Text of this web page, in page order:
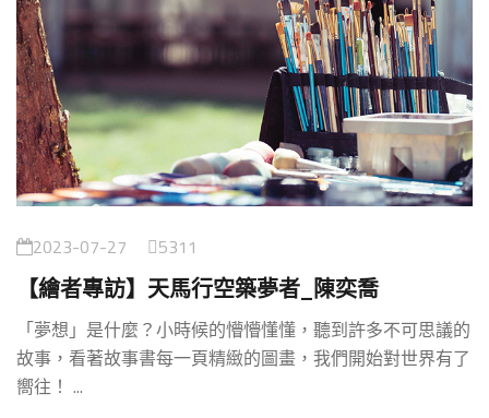
2023-07-27 5311
【繪者專訪】天馬行空築夢者_陳奕喬
「夢想」是什麼？小時候的懵懵懂懂，聽到許多不可思議的
故事，看著故事書每一頁精緻的圖畫，我們開始對世界有了
嚮往！ ...